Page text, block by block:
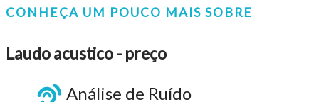
CONHEÇA UM POUCO MAIS SOBRE
Laudo acustico - preço
Análise de Ruído